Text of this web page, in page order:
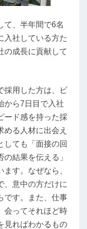
て、半年間で6名
入社している方た
の成長に貢献して
採用した方は、ビ
から7日目で入社
ード感を持った採
める人材に出会え
しても「面接の回
結果を伝える」
す。なぜなら、
、意中の方だけに
です。また、仕事
会ってそれほど時
見ればわかるもの